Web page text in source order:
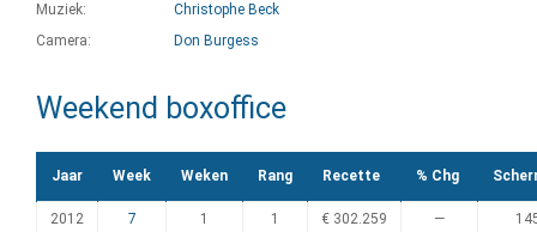
Muziek:
Christophe Beck
Camera:
Don Burgess
Weekend boxoffice
Jaar Week Weken Rang Recette % Chg
2012 7 1 1 € 302.259 —